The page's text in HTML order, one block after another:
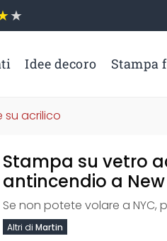
Idee decoro Stampa
su acrilico
Stampa su vetro
antincendio a New
Se non potete volare a
Altri di Martin